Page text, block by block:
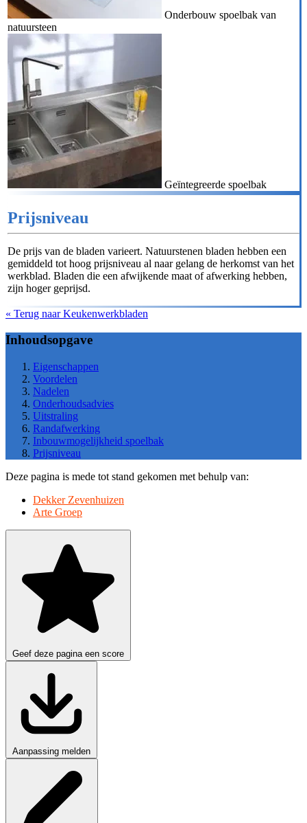
Onderbouw spoelbak van
natuursteen
Geïntegreerde spoelbak
Prijsniveau
De prijs van de bladen varieert. Natuurstenen bladen hebben een
gemiddeld tot hoog prijsniveau al naar gelang de herkomst van het
werkblad. Bladen die een afwijkende maat of afwerking hebben,
zijn hoger geprijsd.
« Terug naar Keukenwerkbladen
Inhoudsopgave
Eigenschappen
Voordelen
Nadelen
Onderhoudsadvies
Uitstraling
Randafwerking
Inbouwmogelijkheid spoelbak
Prijsniveau
Deze pagina is mede tot stand gekomen met behulp van:
Dekker Zevenhuizen
Arte Groep
Geef deze pagina een score
Aanpassing melden